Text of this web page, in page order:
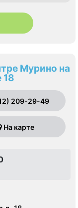
Мурино на
18
209-29-49
На карте